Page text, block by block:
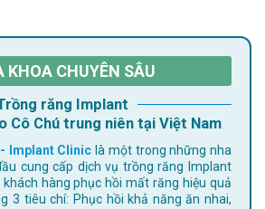
KHOA CHUYÊN SÂU
Trồng răng Implant
Cô Chú trung niên tại Việt Nam
Implant Clinic là một trong những nha
cung cấp dịch vụ trồng răng Implant
hàng phục hồi mất răng hiệu quả
3 tiêu chí: Phục hồi khả năng ăn nhai,